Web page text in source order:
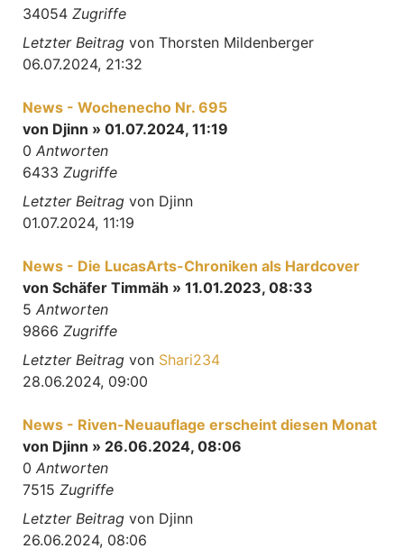
34054 Zugriffe
Letzter Beitrag von Thorsten Mildenberger
06.07.2024, 21:32
News - Wochenecho Nr. 695
von Djinn » 01.07.2024, 11:19
0 Antworten
6433 Zugriffe
Letzter Beitrag von Djinn
01.07.2024, 11:19
News - Die LucasArts-Chroniken als Hardcover
von Schäfer Timmäh » 11.01.2023, 08:33
5 Antworten
9866 Zugriffe
Letzter Beitrag von Shari234
28.06.2024, 09:00
News - Riven-Neuauflage erscheint diesen Monat
von Djinn » 26.06.2024, 08:06
0 Antworten
7515 Zugriffe
Letzter Beitrag von Djinn
26.06.2024, 08:06